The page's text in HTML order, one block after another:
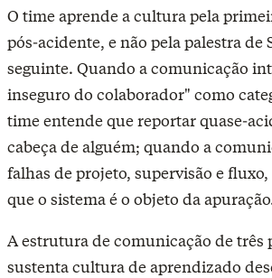
O time aprende a cultura pela
pós-acidente, e não pela palestra de
seguinte. Quando a comunicação
inseguro do colaborador" como
time entende que reportar quase-
cabeça de alguém; quando a
falhas de projeto, supervisão e
que o sistema é o objeto da
A estrutura de comunicação de três
sustenta cultura de aprendizado